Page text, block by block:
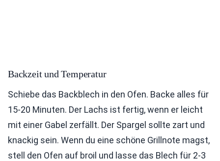
Backzeit und Temperatur
Schiebe das Backblech in den Ofen. Backe alles für
15-20 Minuten. Der Lachs ist fertig, wenn er leicht
mit einer Gabel zerfällt. Der Spargel sollte zart und
knackig sein. Wenn du eine schöne Grillnote magst,
stell den Ofen auf broil und lasse das Blech für 2-3